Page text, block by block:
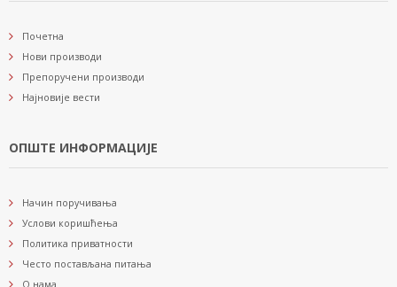
Почетна
Нови производи
Препоручени производи
Најновије вести
ОПШТЕ ИНФОРМАЦИЈЕ
Начин поручивања
Услови коришћења
Политика приватности
Често постављана питања
О нама